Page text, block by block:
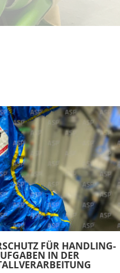
FÜR HANDLING-
IN DER